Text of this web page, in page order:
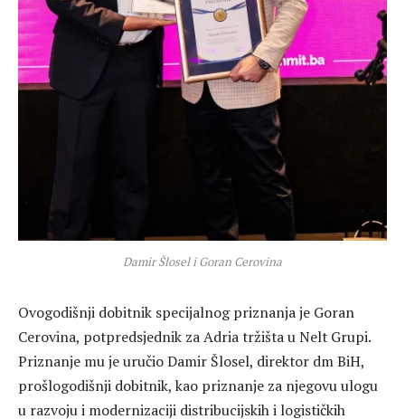
Damir Šlosel i Goran Cerovina
Ovogodišnji dobitnik specijalnog priznanja je Goran
Cerovina, potpredsjednik za Adria tržišta u Nelt Grupi.
Priznanje mu je uručio Damir Šlosel, direktor dm BiH,
prošlogodišnji dobitnik, kao priznanje za njegovu ulogu
u razvoju i modernizaciji distribucijskih i logističkih